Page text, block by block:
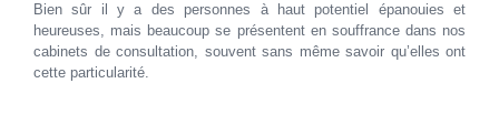
Bien sûr il y a des personnes à haut potentiel épanouies et
heureuses, mais beaucoup se présentent en souffrance dans nos
cabinets de consultation, souvent sans même savoir qu’elles ont
cette particularité.